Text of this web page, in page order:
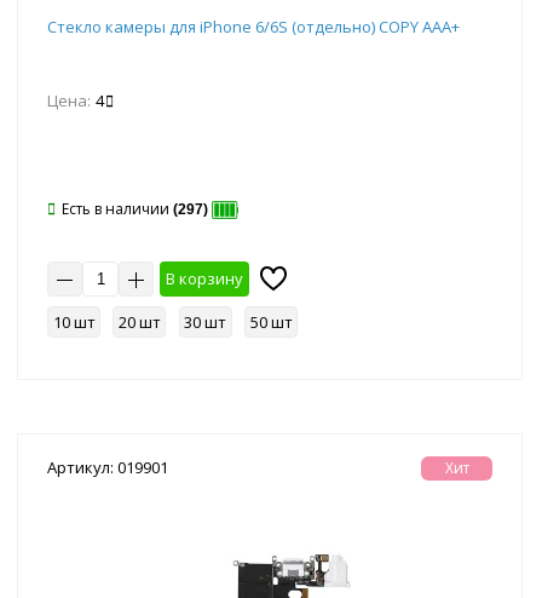
Стекло камеры для iPhone 6/6S (отдельно) COPY AAA+
Цена: 4
Есть в наличии (297)
В корзину
10 шт
20 шт 30 шт 50 шт
Артикул: 019901 Хит